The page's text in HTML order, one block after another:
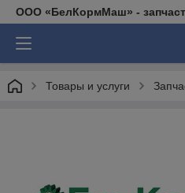
ООО «БелКормМаш» -
Товары и услуги